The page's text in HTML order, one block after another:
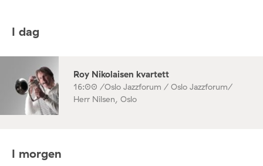
I dag
Roy Nikolaisen kvartett
16:00 /Oslo Jazzforum / Oslo Jazzforum/
Herr Nilsen, Oslo
I morgen